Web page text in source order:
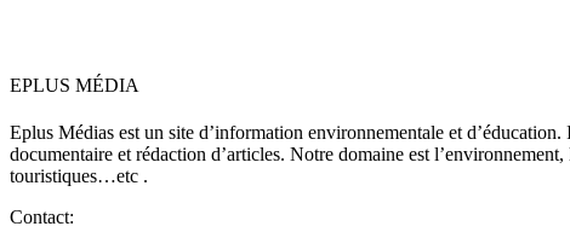
EPLUS MÉDIA
Eplus Médias est un site d’information environnementale et
documentaire et rédaction d’articles. Notre domaine est
touristiques…etc .
Contact: